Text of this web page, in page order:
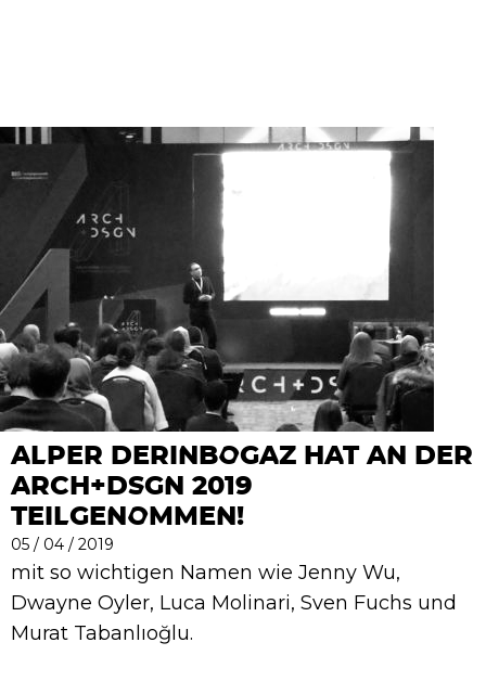
ALPER DERINBOGAZ HAT AN DER
ARCH+DSGN 2019
TEILGENOMMEN!
05 / 04 / 2019
mit so wichtigen Namen wie Jenny Wu,
Dwayne Oyler, Luca Molinari, Sven Fuchs und
Murat Tabanlıoğlu.